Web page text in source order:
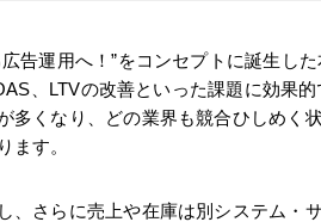
告運用へ！”をコンセプトに誕生した
、LTVの改善といった課題に効果
多くなり、どの業界も競合ひしめく
ます。
、さらに売上や在庫は別システム・